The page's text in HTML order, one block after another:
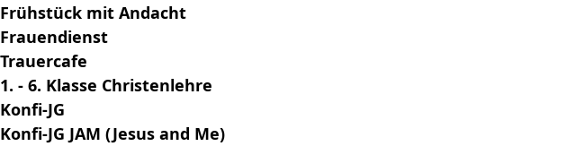
Frühstück mit Andacht
Frauendienst
Trauercafe
1. - 6. Klasse Christenlehre
Konfi-JG
Konfi-JG JAM (Jesus and Me)